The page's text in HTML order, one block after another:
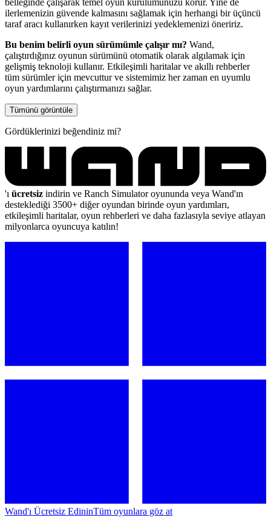
ilerlemenizin güvende kalmasını sağlamak için herhangi bir üçüncü
taraf aracı kullanırken kayıt verilerinizi yedeklemenizi öneririz.
Bu benim belirli oyun sürümümle çalışır mı? Wand,
çalıştırdığınız oyunun sürümünü otomatik olarak algılamak için
gelişmiş teknoloji kullanır. Etkileşimli haritalar ve akıllı rehberler
tüm sürümler için mevcuttur ve sistemimiz her zaman en uyumlu
oyun yardımlarını çalıştırmanızı sağlar.
Tümünü görüntüle
Gördüklerinizi beğendiniz mi?
'ı ücretsiz indirin ve Ranch Simulator oyununda veya Wand'ın
desteklediği 3500+ diğer oyundan birinde oyun yardımları,
etkileşimli haritalar, oyun rehberleri ve daha fazlasıyla seviye atlayan
milyonlarca oyuncuya katılın!
Wand'ı Ücretsiz EdininTüm oyunlara göz at